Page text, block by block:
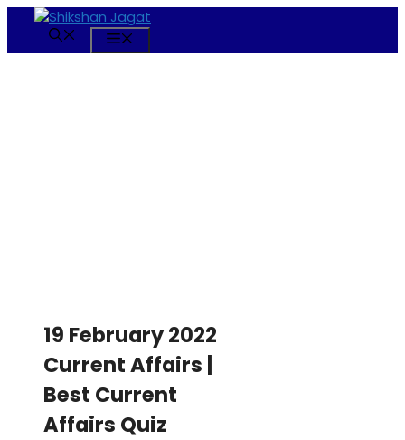
content
19 February 2022
Current Affairs |
Best Current
Affairs Quiz